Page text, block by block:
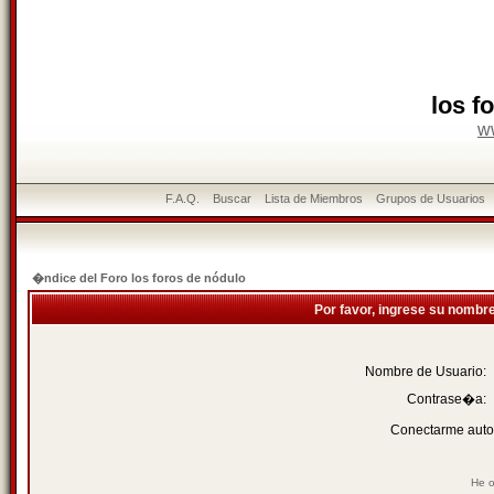
los
F.A.Q. Buscar Lista de Miembros Grupos de Usuarios
�ndice del Foro los foros de nódulo
Por favor, ingrese su
Nombre de Usuario:
Contrase�a:
Conectarme
He